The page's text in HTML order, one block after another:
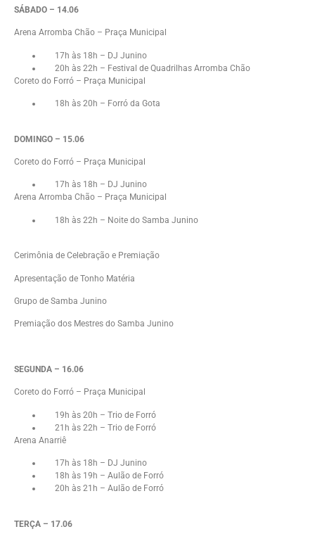
SÁBADO – 14.06
Arena Arromba Chão – Praça Municipal
17h às 18h – DJ Junino
20h às 22h – Festival de Quadrilhas Arromba Chão
Coreto do Forró – Praça Municipal
18h às 20h – Forró da Gota
DOMINGO – 15.06
Coreto do Forró – Praça Municipal
17h às 18h – DJ Junino
Arena Arromba Chão – Praça Municipal
18h às 22h – Noite do Samba Junino
Cerimônia de Celebração e Premiação
Apresentação de Tonho Matéria
Grupo de Samba Junino
Premiação dos Mestres do Samba Junino
SEGUNDA – 16.06
Coreto do Forró – Praça Municipal
19h às 20h – Trio de Forró
21h às 22h – Trio de Forró
Arena Anarriê
17h às 18h – DJ Junino
18h às 19h – Aulão de Forró
20h às 21h – Aulão de Forró
TERÇA – 17.06